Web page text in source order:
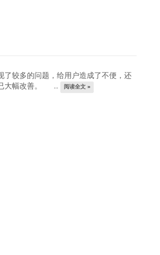
较多的问题，给用户造成了不便，还
大幅改善。 ...
阅读全文 »